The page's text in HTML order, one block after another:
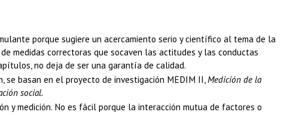
porque sugiere un acercamiento serio y científico al tema de la
medidas correctoras que socaven las actitudes y las conductas
no deja de ser una garantía de calidad.
se basan en el proyecto de investigación MEDIM II,Medición de la
social.
y medición. No es fácil porque la interacción mutua de factores o